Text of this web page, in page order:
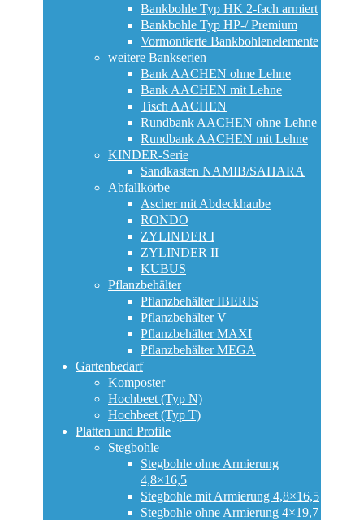
Bankbohle Typ HK 2-fach armiert
Bankbohle Typ HP-/ Premium
Vormontierte Bankbohlenelemente
weitere Bankserien
Bank AACHEN ohne Lehne
Bank AACHEN mit Lehne
Tisch AACHEN
Rundbank AACHEN ohne Lehne
Rundbank AACHEN mit Lehne
KINDER-Serie
Sandkasten NAMIB/SAHARA
Abfallkörbe
Ascher mit Abdeckhaube
RONDO
ZYLINDER I
ZYLINDER II
KUBUS
Pflanzbehälter
Pflanzbehälter IBERIS
Pflanzbehälter V
Pflanzbehälter MAXI
Pflanzbehälter MEGA
Gartenbedarf
Komposter
Hochbeet (Typ N)
Hochbeet (Typ T)
Platten und Profile
Stegbohle
Stegbohle ohne Armierung
4,8×16,5
Stegbohle mit Armierung 4,8×16,5
Stegbohle ohne Armierung 4×19,7